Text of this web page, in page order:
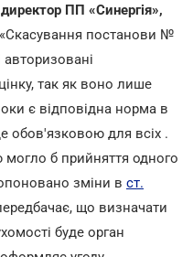
ПП «Синергія»,
постанови №
так як воно лише
є відповідна норма в
обов'язковою для всіх .
б прийняття одного
зміни в ст.
що визначати
буде орган